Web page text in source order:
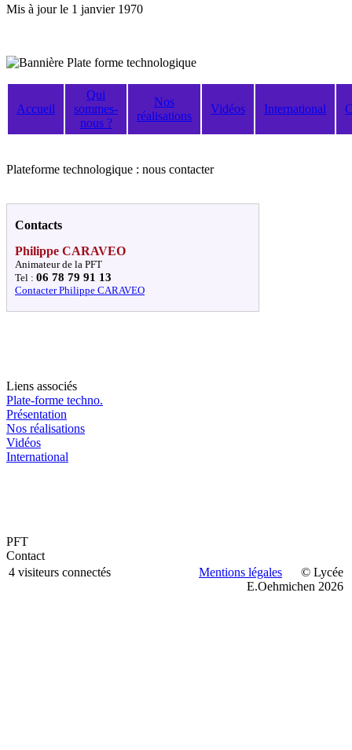
Mis à jour le 1 janvier 1970
Accueil
Qui
sommes-
nous ?
Nos
réalisations
Vidéos International
Plateforme technologique : nous contacter
Contacts
Philippe CARAVEO
Animateur de la PFT
Tel : 06 78 79 91 13
Contacter Philippe CARAVEO
Liens associés
Plate-forme techno.
Présentation
Nos réalisations
Vidéos
International
PFT
Contact
4 visiteurs connectés
Mentions légales © Lycée
E.Oehmichen 2026